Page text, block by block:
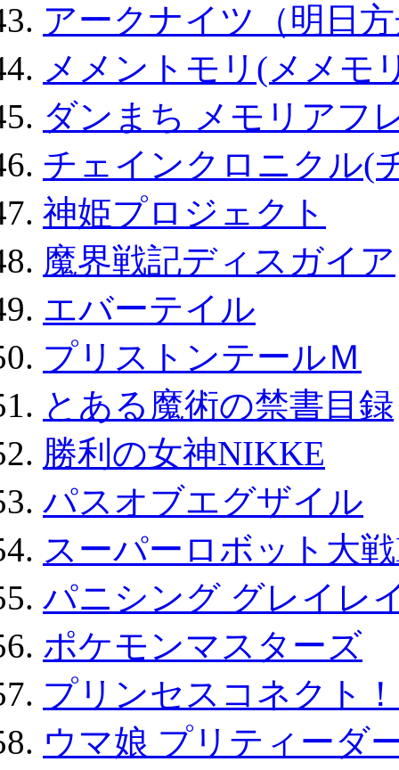
アークナイツ（明日
メメントモリ(メメモ
ダンまち メモリアフ
チェインクロニクル(
神姫プロジェクト
魔界戦記ディスガイア
エバーテイル
プリストンテールＭ
とある魔術の禁書目録
勝利の女神NIKKE
パスオブエグザイル
スーパーロボット大
パニシング グレイレ
ポケモンマスターズ
プリンセスコネクト
ウマ娘 プリティーダ